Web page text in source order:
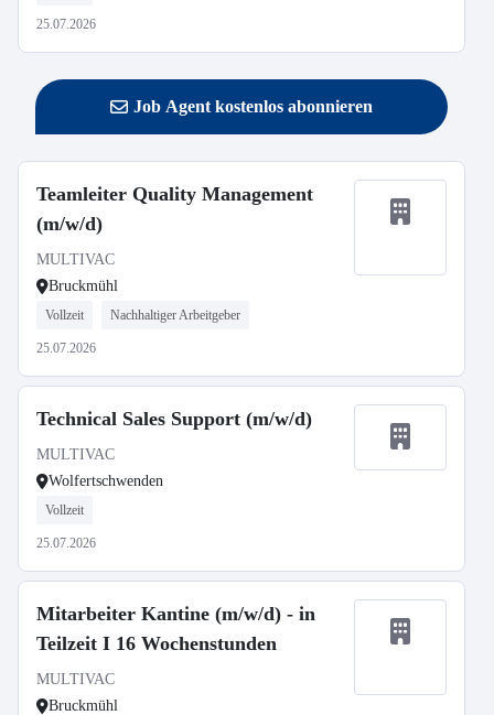
25.07.2026
Job Agent kostenlos abonnieren
Teamleiter Quality Management
(m/w/d)
MULTIVAC
Bruckmühl
Vollzeit Nachhaltiger Arbeitgeber
25.07.2026
Technical Sales Support (m/w/d)
MULTIVAC
Wolfertschwenden
Vollzeit
25.07.2026
Mitarbeiter Kantine (m/w/d) - in
Teilzeit I 16 Wochenstunden
MULTIVAC
Bruckmühl